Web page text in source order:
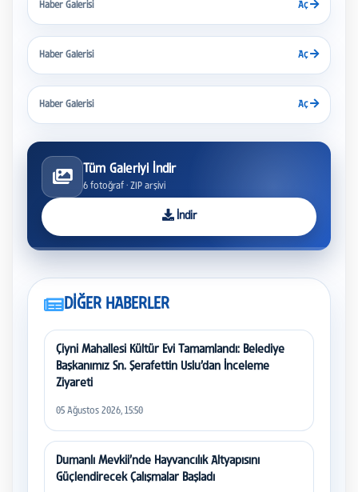
Haber Galerisi Aç
Haber Galerisi Aç
Haber Galerisi Aç
Tüm Galeriyi İndir
6 fotoğraf · ZIP arşivi
İndir
DİĞER HABERLER
Çiyni Mahallesi Kültür Evi Tamamlandı: Belediye
Başkanımız Sn. Şerafettin Uslu’dan İnceleme
Ziyareti
05 Ağustos 2026, 15:50
Dumanlı Mevkii’nde Hayvancılık Altyapısını
Güçlendirecek Çalışmalar Başladı